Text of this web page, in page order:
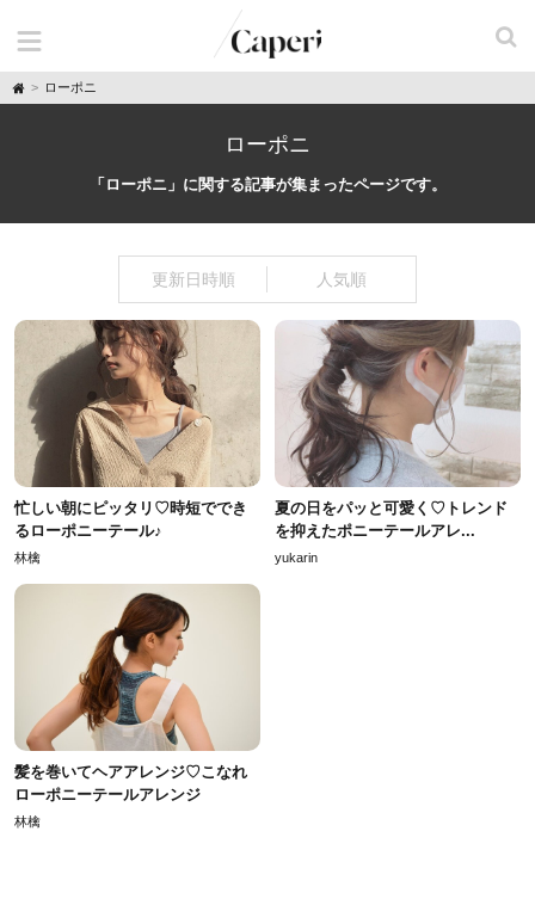
H
o
ローポニ
ローポニ
「ローポニ」に関する記事が集まったページです。
更新日時順 人気順
忙しい朝にピッタリ♡時短ででき
るローポニーテール♪
林檎
夏の日をパッと可愛く♡トレンド
を抑えたポニーテールアレ...
yukarin
髪を巻いてヘアアレンジ♡こなれ
ローポニーテールアレンジ
林檎